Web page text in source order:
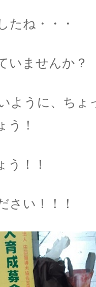
たね・・・
いませんか？
ように、ちょ
う！
う！！
さい！！！